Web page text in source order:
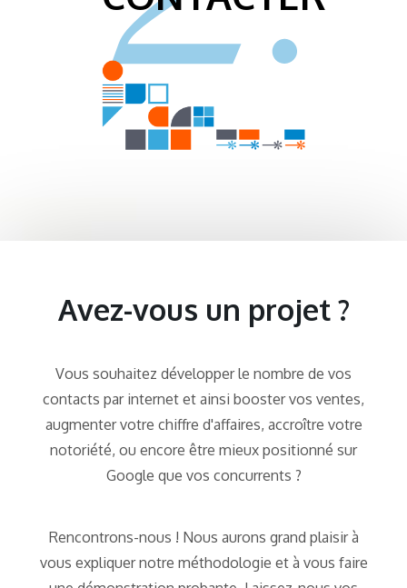
Avez-vous un projet ?
Vous souhaitez développer le nombre de vos
contacts par internet et ainsi booster vos ventes,
augmenter votre chiffre d'affaires, accroître votre
notoriété, ou encore être mieux positionné sur
Google que vos concurrents ?
Rencontrons-nous ! Nous aurons grand plaisir à
vous expliquer notre méthodologie et à vous faire